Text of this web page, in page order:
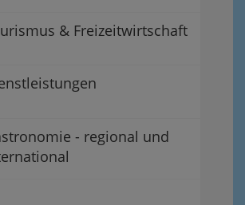
& Freizeitwirtschaft
- regional und